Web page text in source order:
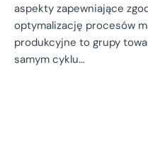
aspekty zapewniające
optymalizację procesów
produkcyjne to grupy
samym cyklu…